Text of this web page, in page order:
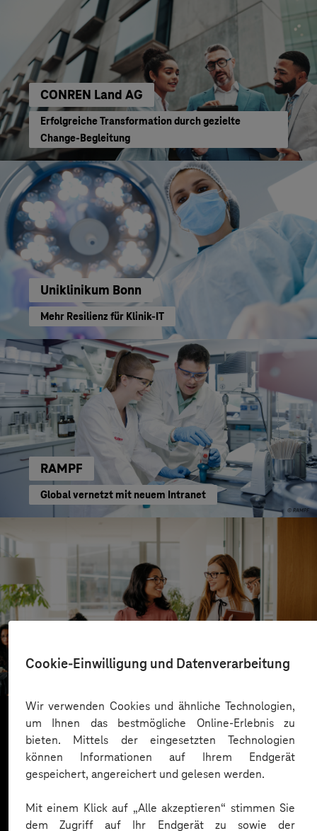
Cookie-Einwilligung und Datenverarbeitung
Wir verwenden Cookies und ähnliche Technologien,
um Ihnen das bestmögliche Online-Erlebnis zu
bieten. Mittels der eingesetzten Technologien
können Informationen auf Ihrem Endgerät
gespeichert, angereichert und gelesen werden.
Mit einem Klick auf „Alle akzeptieren“ stimmen Sie
dem Zugriff auf Ihr Endgerät zu sowie der
CONREN Land AG
Erfolgreiche Transformation durch gezielte
Change-Begleitung
Uniklinikum Bonn
Mehr Resilienz für Klinik-IT
RAMPF
Global vernetzt mit neuem Intranet
Gut informiert dank mobiler App
Mehr laden